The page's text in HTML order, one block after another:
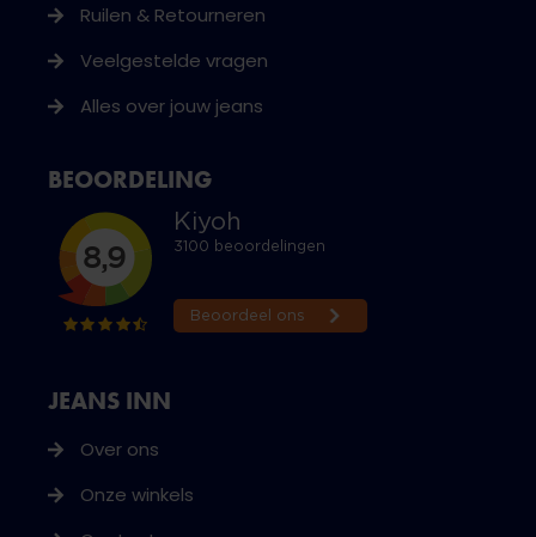
JEANS INN
Over ons
Onze winkels
Ruilen & Retourneren
Veelgestelde vragen
Alles over jouw jeans
BEOORDELING